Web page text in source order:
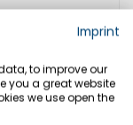
Imprint
to improve our
you a great website
we use open the